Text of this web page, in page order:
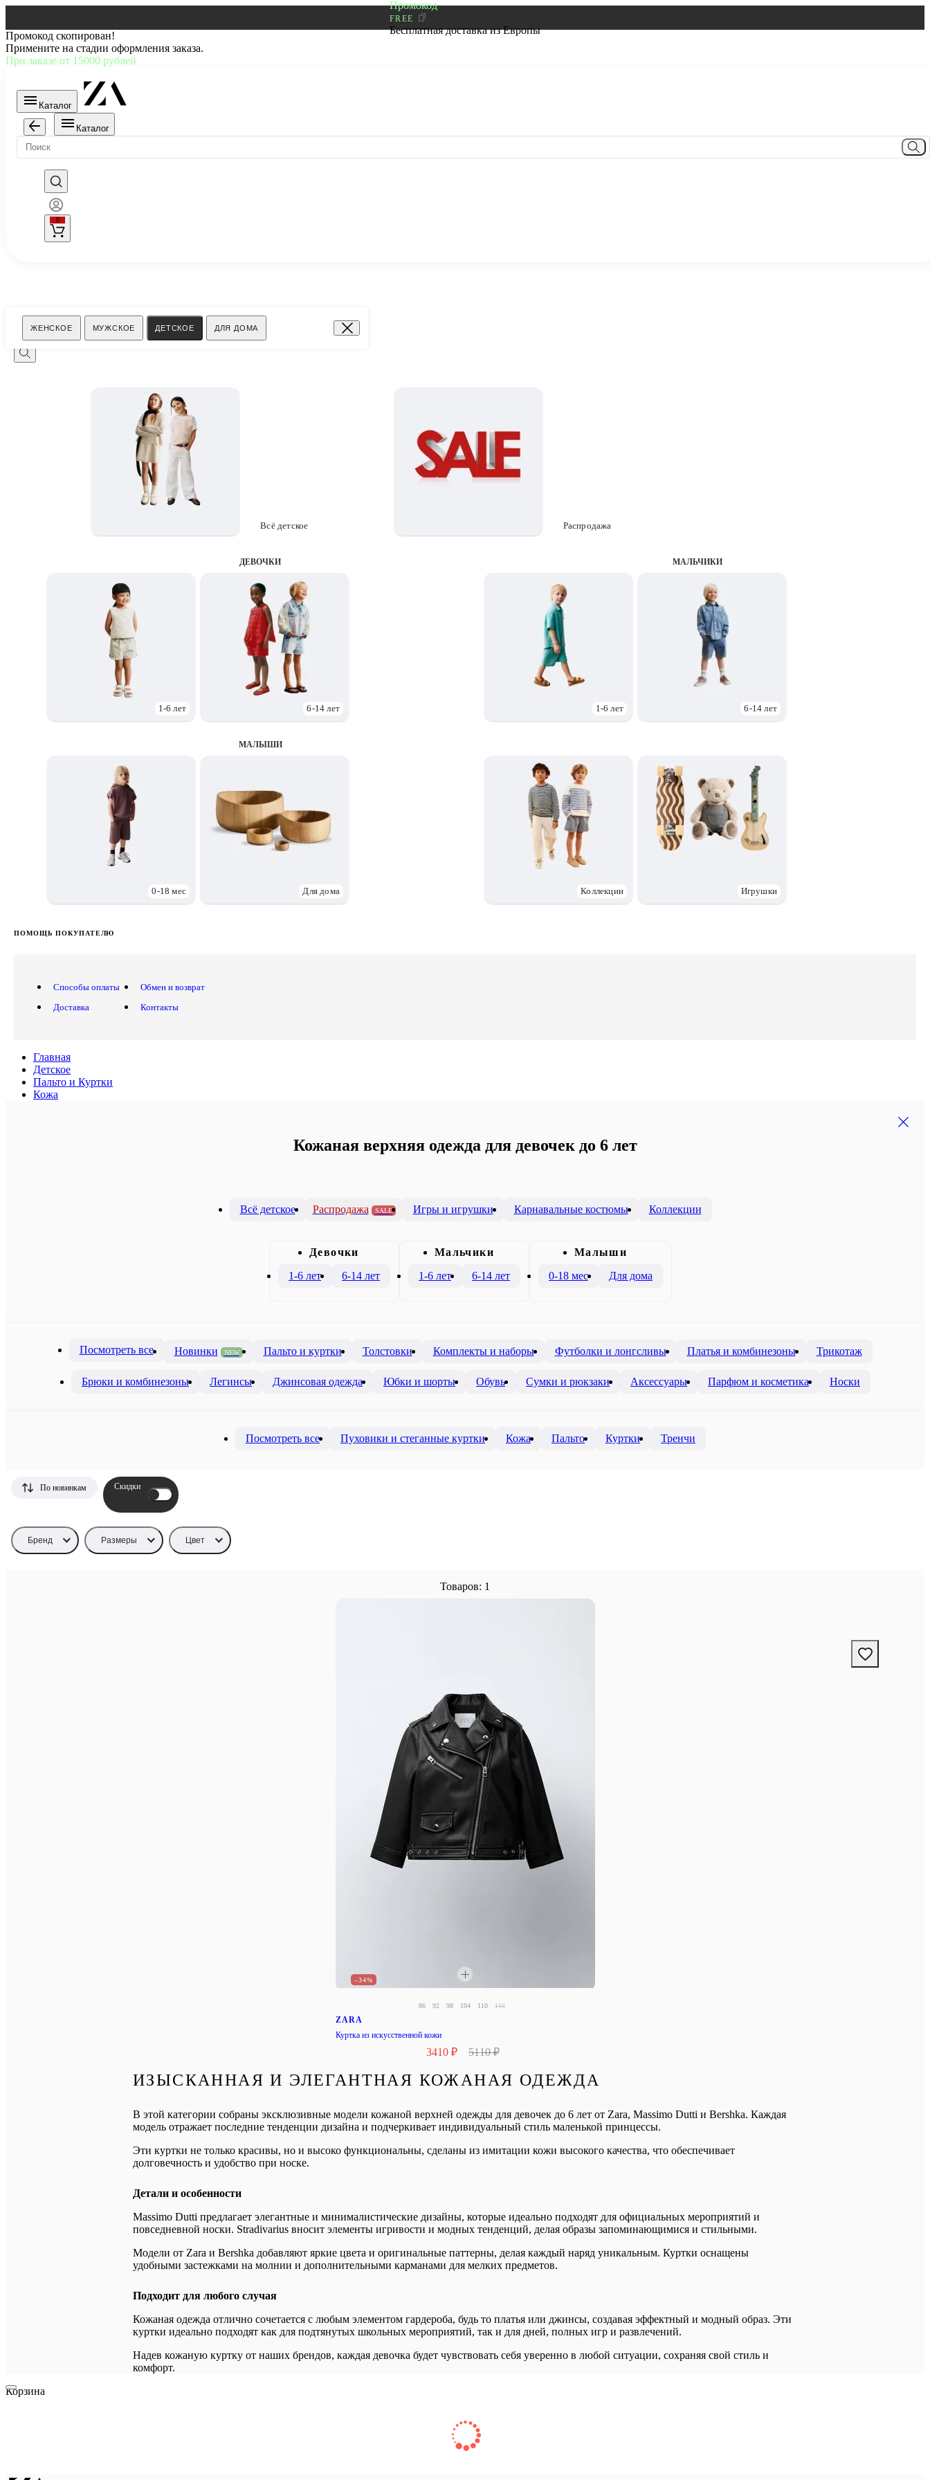
Промокод
FREE
Бесплатная доставка из Европы
Промокод скопирован!
Примените на стадии оформления заказа.
При заказе от 15000 рублей
Каталог
Каталог
0
ЖЕНСКОЕ МУЖСКОЕ ДЕТСКОЕ ДЛЯ ДОМА
Поиск
Всё детское Распродажа
ДЕВОЧКИ
1-6 лет 6-14 лет
MАЛЬЧИКИ
1-6 лет 6-14 лет
МАЛЫШИ
0-18 мес Для дома Коллекции Игрушки
ПОМОЩЬ ПОКУПАТЕЛЮ
Способы оплаты
Доставка
Обмен и возврат
Контакты
Главная
Детское
Пальто и Куртки
Кожа
Кожаная верхняя одежда для девочек до 6 лет
Всё детское Распродажа SALE Игры и игрушки Карнавальные костюмы Коллекции
Девочки
1-6 лет
6-14 лет
Mальчики
1-6 лет
6-14 лет
Малыши
0-18 мес
Для дома
Посмотреть все Новинки NEW Пальто и куртки Толстовки Комплекты и наборы Футболки и лонгсливы Платья и комбинезоны Трикотаж
Брюки и комбинезоны Легинсы Джинсовая одежда Юбки и шорты Обувь Сумки и рюкзаки Аксессуары Парфюм и косметика Носки
Посмотреть все Пуховики и стеганные куртки Кожа Пальто Куртки Тренчи
Бренд Размеры Цвет
Товаров: 1
По новинкам Скидки
–34%
86 92 98 104 110 116
ZARA
Куртка из искусственной кожи
3410 ₽ 5110 ₽
ИЗЫСКАННАЯ И ЭЛЕГАНТНАЯ КОЖАНАЯ ОДЕЖДА
В этой категории собраны эксклюзивные модели кожаной верхней одежды для девочек до 6 лет от Zara, Massimo Dutti и Bershka. Каждая
модель отражает последние тенденции дизайна и подчеркивает индивидуальный стиль маленькой принцессы.
Эти куртки не только красивы, но и высоко функциональны, сделаны из имитации кожи высокого качества, что обеспечивает
долговечность и удобство при носке.
Детали и особенности
Massimo Dutti предлагает элегантные и минималистические дизайны, которые идеально подходят для официальных мероприятий и
повседневной носки. Stradivarius вносит элементы игривости и модных тенденций, делая образы запоминающимися и стильными.
Модели от Zara и Bershka добавляют яркие цвета и оригинальные паттерны, делая каждый наряд уникальным. Куртки оснащены
удобными застежками на молнии и дополнительными карманами для мелких предметов.
Подходит для любого случая
Кожаная одежда отлично сочетается с любым элементом гардероба, будь то платья или джинсы, создавая эффектный и модный образ. Эти
куртки идеально подходят как для подтянутых школьных мероприятий, так и для дней, полных игр и развлечений.
Надев кожаную куртку от наших брендов, каждая девочка будет чувствовать себя уверенно в любой ситуации, сохраняя свой стиль и
комфорт.
Корзина